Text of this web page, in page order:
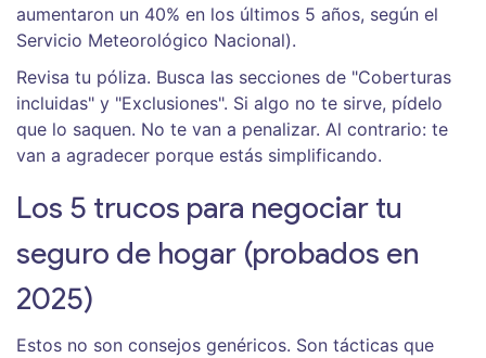
aumentaron un 40% en los últimos 5 años, según el
Servicio Meteorológico Nacional).
Revisa tu póliza. Busca las secciones de "Coberturas
incluidas" y "Exclusiones". Si algo no te sirve, pídelo
que lo saquen. No te van a penalizar. Al contrario: te
van a agradecer porque estás simplificando.
Los 5 trucos para negociar tu
seguro de hogar (probados en
2025)
Estos no son consejos genéricos. Son tácticas que